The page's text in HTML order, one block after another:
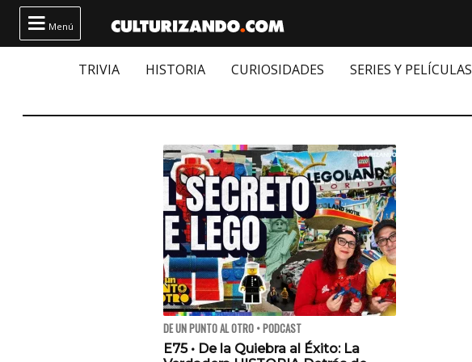
 Menú
TRIVIA HISTORIA CURIOSIDADES SERIES Y PELÍCULAS
DE UN PUNTO AL OTRO • PODCAST
E75 • De la Quiebra al Éxito: La